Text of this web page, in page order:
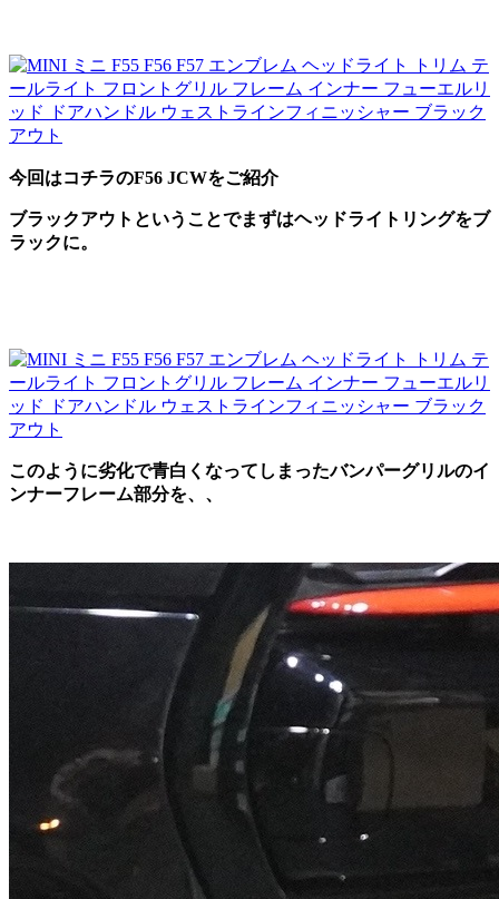
今回はコチラのF56 JCWをご紹介
ブラックアウトということでまずはヘッドライトリングをブ
ラックに。
このように劣化で青白くなってしまったバンパーグリルのイ
ンナーフレーム部分を、、